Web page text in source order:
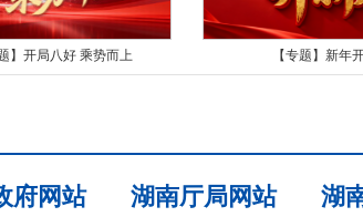
题】开局八好 乘势而上 【专题】新年
府网站 湖南厅局网站 湖